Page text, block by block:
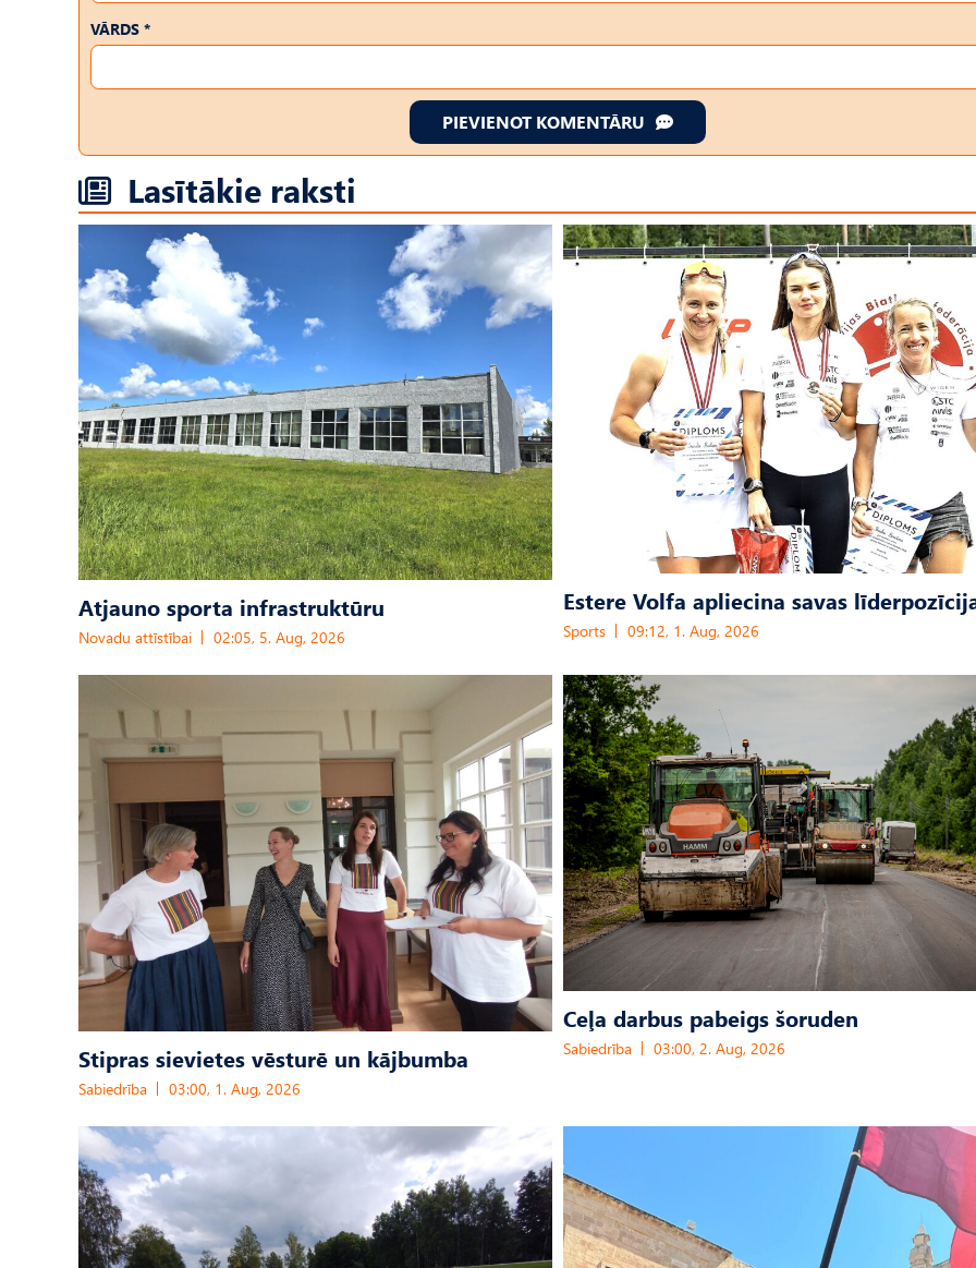
VĀRDS *
PIEVIENOT KOMENTĀRU
Lasītākie raksti
Atjauno sporta infrastruktūru
Novadu attīstībai 02:05, 5. Aug, 2026
Estere Volfa apliecina savas
Sports 09:12, 1. Aug, 2026
Stipras sievietes vēsturē un kājbumba
Sabiedrība 03:00, 1. Aug, 2026
Ceļa darbus pabeigs šoruden
Sabiedrība 03:00, 2. Aug, 2026